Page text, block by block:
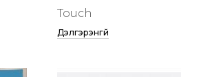
Touch
Дэлгэрэнгүй